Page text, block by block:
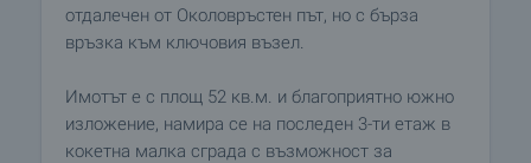
отдалечен от Околовръстен път, но с бърза
връзка към ключовия възел.
Имотът е с площ 52 кв.м. и благоприятно южно
изложение, намира се на последен 3-ти етаж в
кокетна малка сграда с възможност за